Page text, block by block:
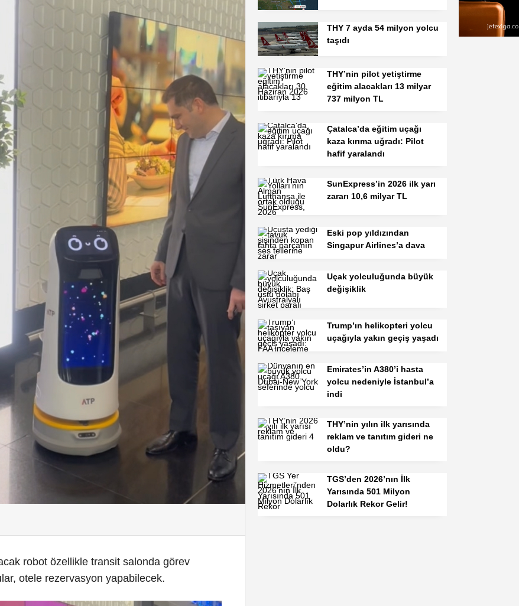
robot özellikle transit salonda görev
otele rezervasyon yapabilecek.
THY 7 ayda 54 milyon yolcu
taşıdı
THY’nin pilot yetiştirme
eğitim alacakları 13 milyar
737 milyon TL
Çatalca’da eğitim uçağı
kaza kırıma uğradı: Pilot
hafif yaralandı
SunExpress’in 2026 ilk yarı
zararı 10,6 milyar TL
Eski pop yıldızından
Singapur Airlines’a dava
Uçak yolculuğunda büyük
değişiklik
Trump’ın helikopteri yolcu
uçağıyla yakın geçiş yaşadı
Emirates’in A380’i hasta
yolcu nedeniyle İstanbul’a
indi
THY’nin yılın ilk yarısında
reklam ve tanıtım gideri ne
oldu?
TGS’den 2026’nın İlk
Yarısında 501 Milyon
Dolarlık Rekor Gelir!